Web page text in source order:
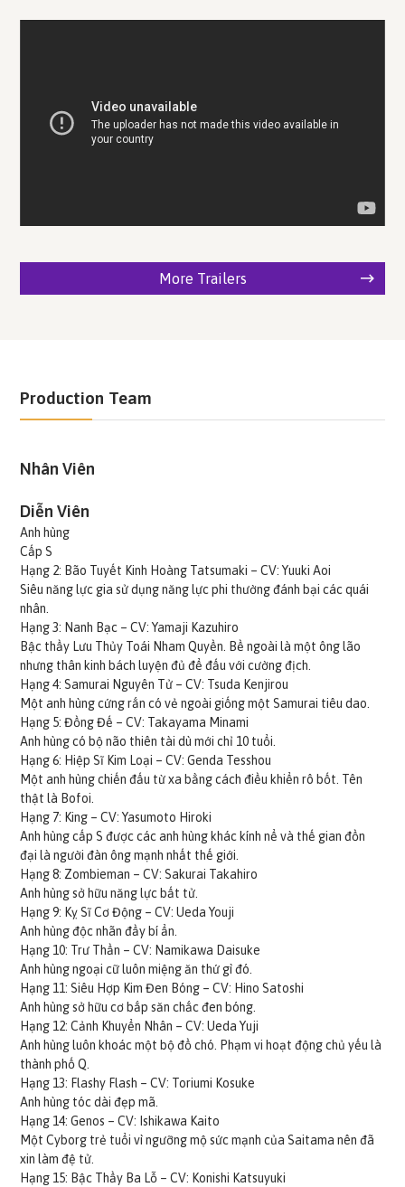
More Trailers
Production Team
Nhân Viên
Diễn Viên
Anh hùng
Cấp S
Hạng 2: Bão Tuyết Kinh Hoàng Tatsumaki – CV: Yuuki Aoi
Siêu năng lực gia sử dụng năng lực phi thường đánh bại các quái
nhân.
Hạng 3: Nanh Bạc – CV: Yamaji Kazuhiro
Bậc thầy Lưu Thủy Toái Nham Quyền. Bề ngoài là một ông lão
nhưng thân kinh bách luyện đủ để đấu với cường địch.
Hạng 4: Samurai Nguyên Tử – CV: Tsuda Kenjirou
Một anh hùng cứng rắn có vẻ ngoài giống một Samurai tiêu dao.
Hạng 5: Đồng Đế – CV: Takayama Minami
Anh hùng có bộ não thiên tài dù mới chỉ 10 tuổi.
Hạng 6: Hiệp Sĩ Kim Loại – CV: Genda Tesshou
Một anh hùng chiến đấu từ xa bằng cách điều khiển rô bốt. Tên
thật là Bofoi.
Hạng 7: King – CV: Yasumoto Hiroki
Anh hùng cấp S được các anh hùng khác kính nể và thế gian đồn
đại là người đàn ông mạnh nhất thế giới.
Hạng 8: Zombieman – CV: Sakurai Takahiro
Anh hùng sở hữu năng lực bất tử.
Hạng 9: Kỵ Sĩ Cơ Động – CV: Ueda Youji
Anh hùng độc nhãn đầy bí ẩn.
Hạng 10: Trư Thần – CV: Namikawa Daisuke
Anh hùng ngoại cữ luôn miệng ăn thứ gì đó.
Hạng 11: Siêu Hợp Kim Đen Bóng – CV: Hino Satoshi
Anh hùng sở hữu cơ bắp săn chắc đen bóng.
Hạng 12: Cảnh Khuyển Nhân – CV: Ueda Yuji
Anh hùng luôn khoác một bộ đồ chó. Phạm vi hoạt động chủ yếu là
thành phố Q.
Hạng 13: Flashy Flash – CV: Toriumi Kosuke
Anh hùng tóc dài đẹp mã.
Hạng 14: Genos – CV: Ishikawa Kaito
Một Cyborg trẻ tuổi vì ngưỡng mộ sức mạnh của Saitama nên đã
xin làm đệ tử.
Hạng 15: Bậc Thầy Ba Lỗ – CV: Konishi Katsuyuki